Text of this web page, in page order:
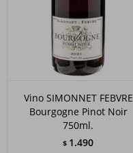
Vino SIMONNET FEBVRE
Bourgogne Pinot Noir
750ml.
$ 1.490